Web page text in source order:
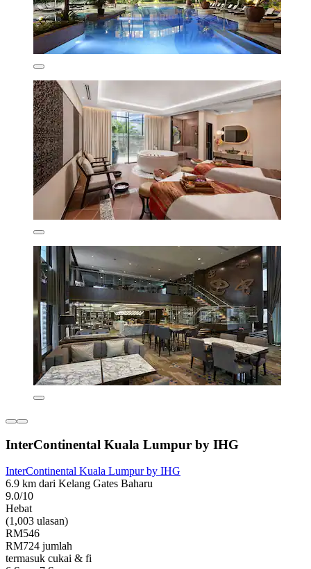
InterContinental Kuala Lumpur by IHG
InterContinental Kuala Lumpur by IHG
6.9 km dari Kelang Gates Baharu
9.0/10
Hebat
(1,003 ulasan)
RM546
RM724 jumlah
termasuk cukai & fi